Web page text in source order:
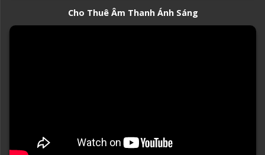
Cho Thuê Âm Thanh Ánh Sáng